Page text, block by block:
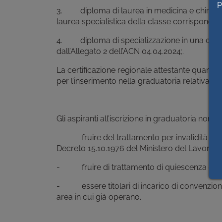
3. diploma di laurea in medicina e
laurea specialistica della classe
4. diploma di specializzazione in una delle
dall’Allegato 2 dell’ACN 04.04.2024;.
La certificazione regionale attestante quanto
per l’inserimento nella graduatoria
Gli aspiranti all’iscrizione in graduatoria non
- fruire del trattamento per invalidità
Decreto 15.10.1976 del Ministero del Lavoro
- fruire di trattamento di quiescenza
- essere titolari di incarico di convenzione
area in cui già operano.